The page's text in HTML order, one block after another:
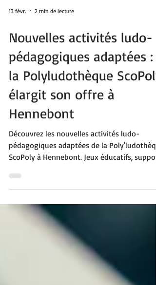
Nouvelles activités ludo-
pédagogiques adaptées :
la Polyludothèque ScoPoly
élargit son offre à
Hennebont
pédagogiques adaptées de la
ScoPoly à Hennebont. Jeux éducatifs,
de communication, motricité fine, repérage
spatial, logique, langage et jeux de société
inclusifs : une offre pensée pour les enfants
adolescents polyhandicapés. Accessible via
l’adhésion à l’association dès 40 €, le service
de prêt du Centre Ressources ScoPoly
accompagne familles, enseignants et